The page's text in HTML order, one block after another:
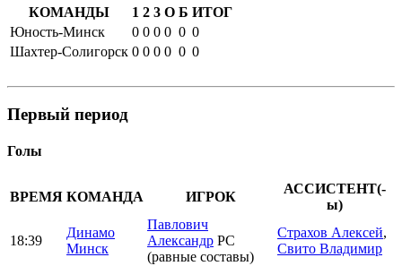
КОМАНДЫ 1 2 3 О Б ИТОГ
Юность-Минск
0 0 0 0 0 0
Шахтер-Солигорск 0 0 0 0 0 0
Первый период
Голы
ВРЕМЯ КОМАНДА ИГРОК
АССИСТЕНТ(-
ы)
18:39
Динамо
Минск
Павлович
Александр РС
(равные составы)
Страхов Алексей,
Свито Владимир